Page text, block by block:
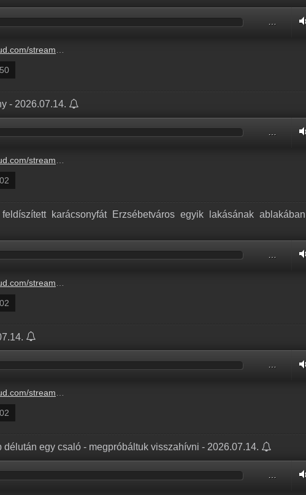
2026-07-14-kedd-balazsek.mp3
- 2026.07.14.
3-dino-hangutanzo-verseny-3.mp3
karácsonyfát Erzsébetváros egyik lakásának
erzsebetvaros-egyik-lakasanak-ablakaban-4.mp3
…
1-20260714-6-ora-1.mp3
délután egy csaló - megpróbáltuk visszahívni - 2026.07.14.